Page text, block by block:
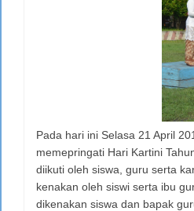
Pada hari ini Selasa 21 April
memepringati Hari Kartini
diikuti oleh siswa, guru serta
kenakan oleh siswi serta ibu
dikenakan siswa dan bapak